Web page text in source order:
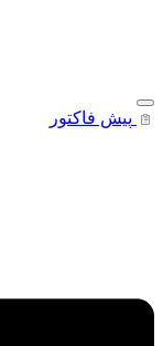
پیش فاکتور